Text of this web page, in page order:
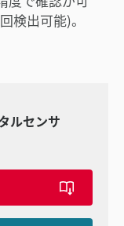
検出可能)。
ルセンサ